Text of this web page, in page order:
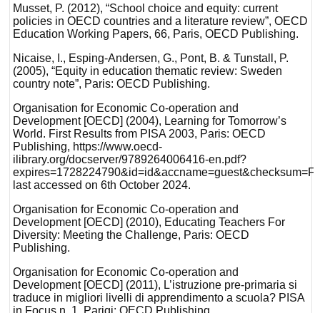
Musset, P. (2012), “School choice and equity: current
policies in OECD countries and a literature review”, OECD
Education Working Papers, 66, Paris, OECD Publishing.
Nicaise, I., Esping-Andersen, G., Pont, B. & Tunstall, P.
(2005), “Equity in education thematic review: Sweden
country note”, Paris: OECD Publishing.
Organisation for Economic Co-operation and
Development [OECD] (2004), Learning for Tomorrow’s
World. First Results from PISA 2003, Paris: OECD
Publishing, https://www.oecd-
ilibrary.org/docserver/9789264006416-en.pdf?
last accessed on 6th October 2024.
Organisation for Economic Co-operation and
Development [OECD] (2010), Educating Teachers For
Diversity: Meeting the Challenge, Paris: OECD
Publishing.
Organisation for Economic Co-operation and
Development [OECD] (2011), L’istruzione pre-primaria si
traduce in migliori livelli di apprendimento a scuola? PISA
in Focus n. 1, Parigi: OECD Publishing,